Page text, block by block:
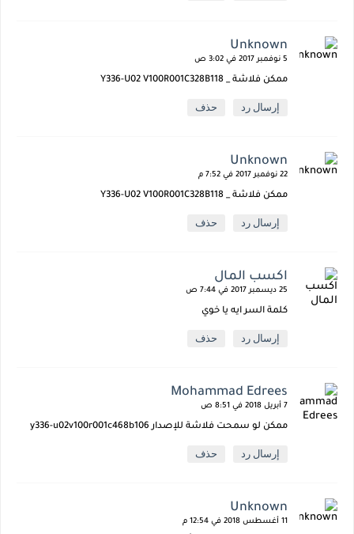
Unknown
5 نوفمبر 2017 في 3:02 ص
ممكن فلاشة _ Y336-U02 V100R001C328B118
إرسال رد حذف
Unknown
22 نوفمبر 2017 في 7:52 م
ممكن فلاشة _ Y336-U02 V100R001C328B118
إرسال رد حذف
اكسب المال
25 ديسمبر 2017 في 7:44 ص
كلمة السر ايه يا خوي
إرسال رد حذف
Mohammad Edrees
7 أبريل 2018 في 8:51 ص
ممكن لو سمحت فلاشة للإصدار y336-u02v100r001c468b106
إرسال رد حذف
Unknown
11 أغسطس 2018 في 12:54 م